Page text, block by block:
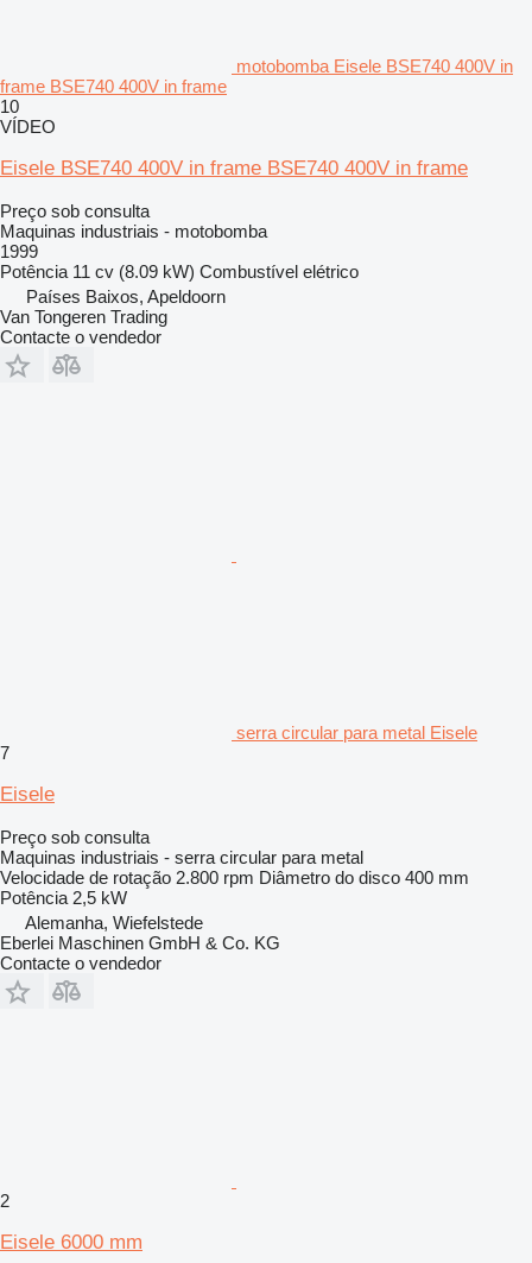
motobomba Eisele BSE740 400V in
frame BSE740 400V in frame
10
VÍDEO
Eisele BSE740 400V in frame BSE740 400V in frame
Preço sob consulta
Maquinas industriais - motobomba
1999
Potência 11 cv (8.09 kW) Combustível elétrico
Países Baixos, Apeldoorn
Van Tongeren Trading
Contacte o vendedor
serra circular para metal Eisele
7
Eisele
Preço sob consulta
Maquinas industriais - serra circular para metal
Velocidade de rotação 2.800 rpm Diâmetro do disco 400 mm
Potência 2,5 kW
Alemanha, Wiefelstede
Eberlei Maschinen GmbH & Co. KG
Contacte o vendedor
2
Eisele 6000 mm